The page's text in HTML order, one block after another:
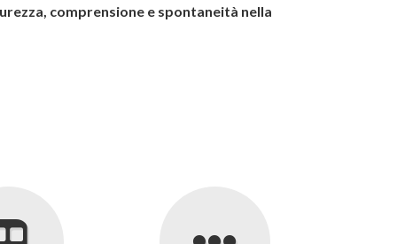
comprensione e spontaneità nella